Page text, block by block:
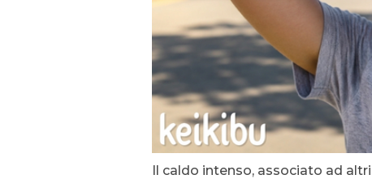
Il caldo intenso, associato ad